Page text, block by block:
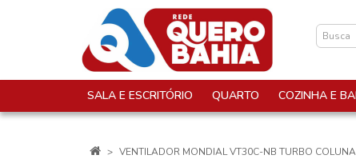
SALA E ESCRITÓRIO QUARTO COZINHA E
VENTILADOR MONDIAL VT30C-NB TURBO